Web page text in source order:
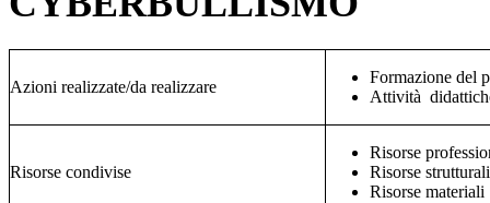
Azioni realizzate/da realizzare
Formazione del
Attività
Risorse condivise
Risorse
Risorse strutturali
Risorse materiali